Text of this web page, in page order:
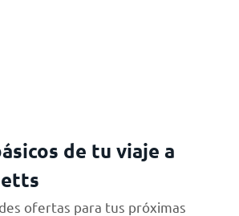
de tu viaje a
ofertas para tus próximas